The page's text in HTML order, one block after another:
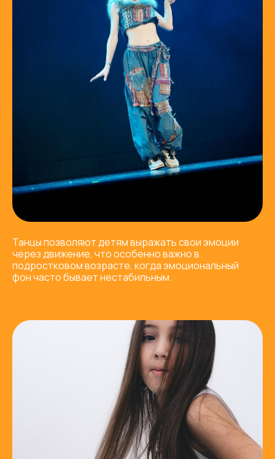
Танцы позволяют детям выражать свои эмоции
через движение, что особенно важно в
подростковом возрасте, когда эмоциональный
фон часто бывает нестабильным.